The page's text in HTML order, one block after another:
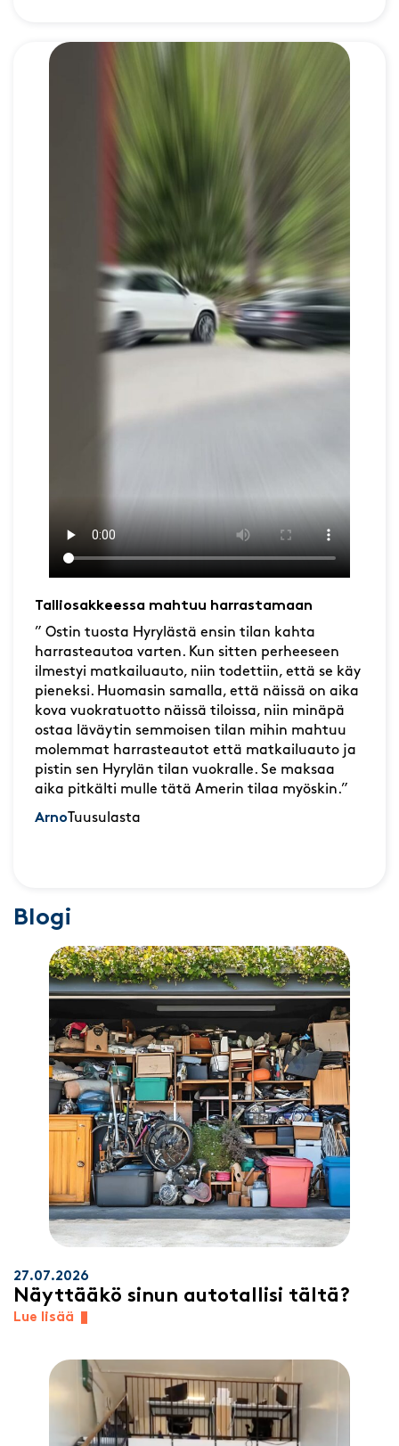
Talliosakkeessa mahtuu harrastamaan
” Ostin tuosta Hyrylästä ensin tilan kahta
harrasteautoa varten. Kun sitten perheeseen
ilmestyi matkailuauto, niin todettiin, että se käy
pieneksi. Huomasin samalla, että näissä on aika
kova vuokratuotto näissä tiloissa, niin minäpä
ostaa läväytin semmoisen tilan mihin mahtuu
molemmat harrasteautot että matkailuauto ja
pistin sen Hyrylän tilan vuokralle. Se maksaa
aika pitkälti mulle tätä Amerin tilaa myöskin.”
Arno Tuusulasta
Blogi
27.07.2026
Näyttääkö sinun autotallisi tältä?
Lue lisää